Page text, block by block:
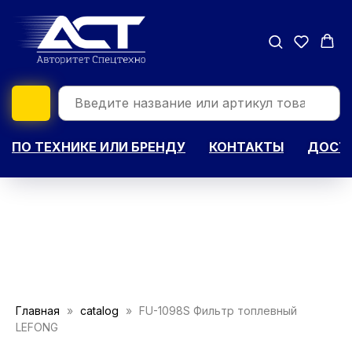
ПО ТЕХНИКЕ ИЛИ БРЕНДУ КОНТАКТЫ
Главная catalog
FU-1098S Фильтр топлевный
LEFONG